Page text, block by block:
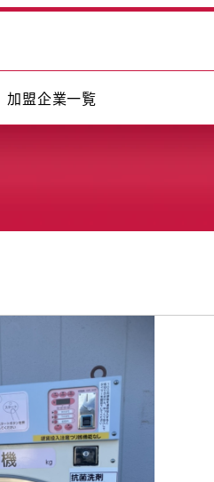
加盟企業一覧